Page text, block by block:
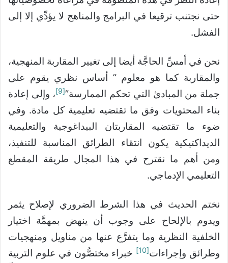
حتى نجتنب ترقيعا في البرامج والمناهج لا يؤدِّي إلا إلى
الفشل.
نحن في أمسِّ الحاجَّة أيضا إلى تغيير المقاربة المنهجية،
والمقاربة كما هو معلوم ” أساس نظري يقوم على
جملة من المبادئ التي تحكم الممارسة”[9]
، وإلى إعادة
بناء المحتويات وفق ما تقتضيه تعليمية كل مادة. وفي
ضوء ما تقتضيه المقاربتان البيداغوجية والتعليمية
الديداكتيكية يكون انتقاء الطرائق المناسبة للتنفيذ،
ومن أهم ما نقترح في هذا المجال طريقة المقطع
التعليمي الإدماجي.
نختم الحديث في هذا الشرط الضروري لإصلاح يثمر
ويدوم بالإلحاح على وجوب أن ينهض بمهمَّة اختيار
الخلفية النظرية وما يتفرَّع عنها من مناويل ومنهجيات
وطرائق وإجراءات[10] خبراء مختصُّون في علوم التربية